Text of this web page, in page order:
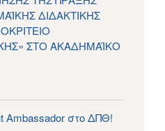
ΔΙΔΑΚΤΙΚΗΣ
ΣΤΟ ΑΚΑΔΗΜΑΪΚΟ
Ambassador στο ΔΠΘ!